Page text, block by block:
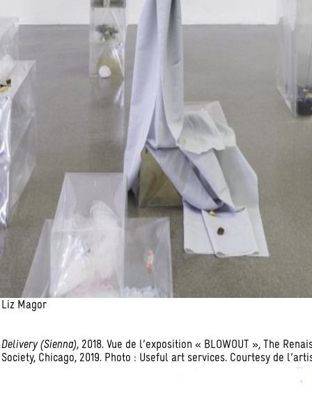
Liz Magor
Delivery (Sienna), 2018. Vue de l’exposition « BLOWOUT », The
Society, Chicago, 2019. Photo : Useful art services. Courtesy de